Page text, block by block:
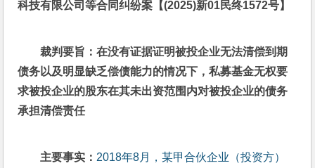
科技有限公司等合同纠纷案【(2025)新01民终1572号】
裁判要旨：在没有证据证明被投企业无法清偿到期
债务以及明显缺乏偿债能力的情况下，私募基金无权要
求被投企业的股东在其未出资范围内对被投企业的债务
承担清偿责任
主要事实： 2018年8月，某甲合伙企业（投资方）